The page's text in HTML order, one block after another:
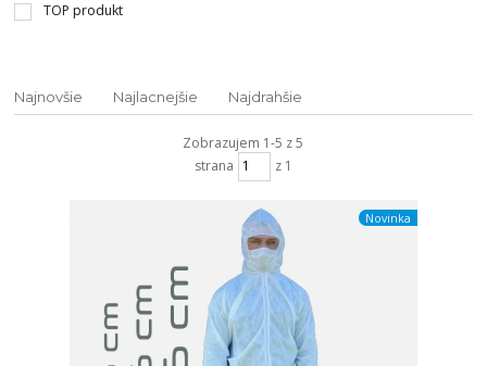
TOP produkt
Najnovšie Najlacnejšie Najdrahšie
Zobrazujem 1-5 z 5
strana
z 1
Novinka